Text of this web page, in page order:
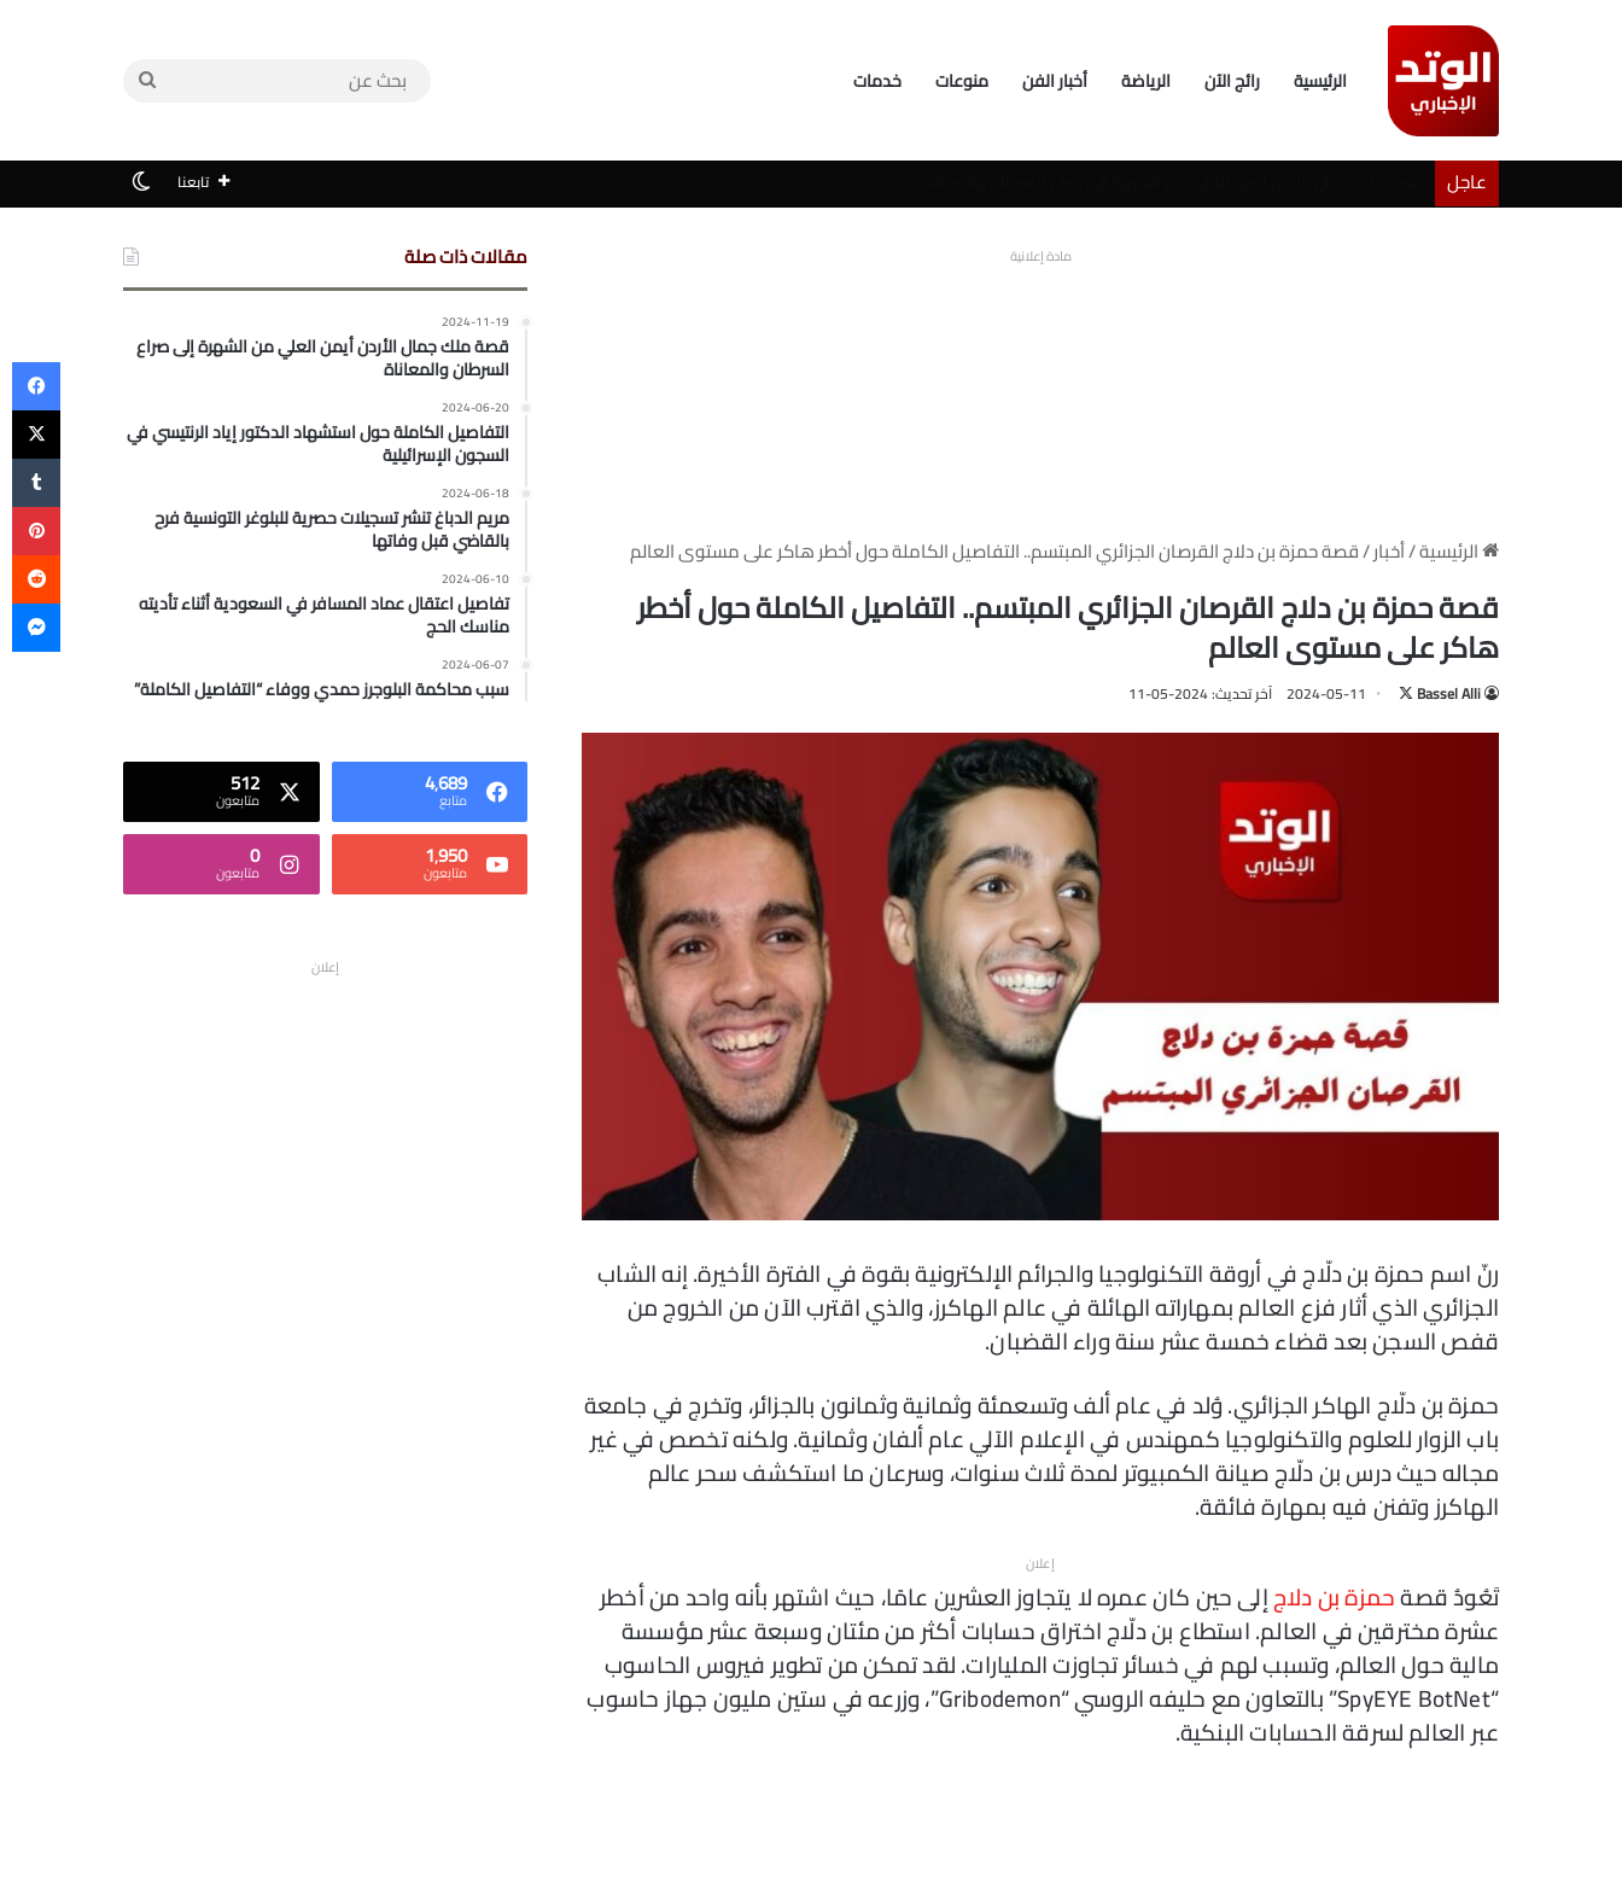
الرئيسية رائج الآن الرياضة أخبار الفن منوعات خدمات
عاجل
تابعنا
مادة إعلانية
الرئيسية/أخبار/قصة حمزة بن دلاج القرصان الجزائري المبتسم.. التفاصيل الكاملة حول أخطر هاكر على مستوى العالم
قصة حمزة بن دلاج القرصان الجزائري المبتسم.. التفاصيل الكاملة حول أخطر
هاكر على مستوى العالم
Bassel Alli
2024-05-11 آخر تحديث: 2024-05-11
رنّ اسم حمزة بن دلّاج في أروقة التكنولوجيا والجرائم الإلكترونية بقوة في الفترة الأخيرة. إنه الشاب
الجزائري الذي أثار فزع العالم بمهاراته الهائلة في عالم الهاكرز، والذي اقترب الآن من الخروج من
قفص السجن بعد قضاء خمسة عشر سنة وراء القضبان.
حمزة بن دلّاج الهاكر الجزائري. وُلد في عام ألف وتسعمئة وثمانية وثمانون بالجزائر، وتخرج في جامعة
باب الزوار للعلوم والتكنولوجيا كمهندس في الإعلام الآلي عام ألفان وثمانية. ولكنه تخصص في غير
مجاله حيث درس بن دلّاج صيانة الكمبيوتر لمدة ثلاث سنوات، وسرعان ما استكشف سحر عالم
الهاكرز وتفنن فيه بمهارة فائقة.
إعلان
تَعُودُ قصةحمزة بن دلاجإلى حين كان عمره لا يتجاوز العشرين عامًا، حيث اشتهر بأنه واحد من أخطر
عشرة مخترقين في العالم. استطاع بن دلّاج اختراق حسابات أكثر من مئتان وسبعة عشر مؤسسة
مالية حول العالم، وتسبب لهم في خسائر تجاوزت المليارات. لقد تمكن من تطوير فيروس الحاسوب
“SpyEYE BotNet” بالتعاون مع حليفه الروسي “Gribodemon”، وزرعه في ستين مليون جهاز حاسوب
عبر العالم لسرقة الحسابات البنكية.
مقالات ذات صلة
2024-11-19
قصة ملك جمال الأردن أيمن العلي من الشهرة إلى صراع
السرطان والمعاناة
2024-06-20
التفاصيل الكاملة حول استشهاد الدكتور إياد الرنتيسي في
السجون الإسرائيلية
2024-06-18
مريم الدباغ تنشر تسجيلات حصرية للبلوغر التونسية فرح
بالقاضي قبل وفاتها
2024-06-10
تفاصيل اعتقال عماد المسافر في السعودية أثناء تأديته
مناسك الحج
2024-06-07
سبب محاكمة البلوجرز حمدي ووفاء “التفاصيل الكاملة”
4٬689
متابع 512
متابعون
1٬950
متابعون 0
متابعون
إعلان